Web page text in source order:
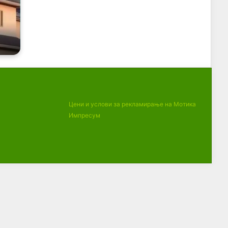
Цени и услови за рекламирање на Мотика
Импресум